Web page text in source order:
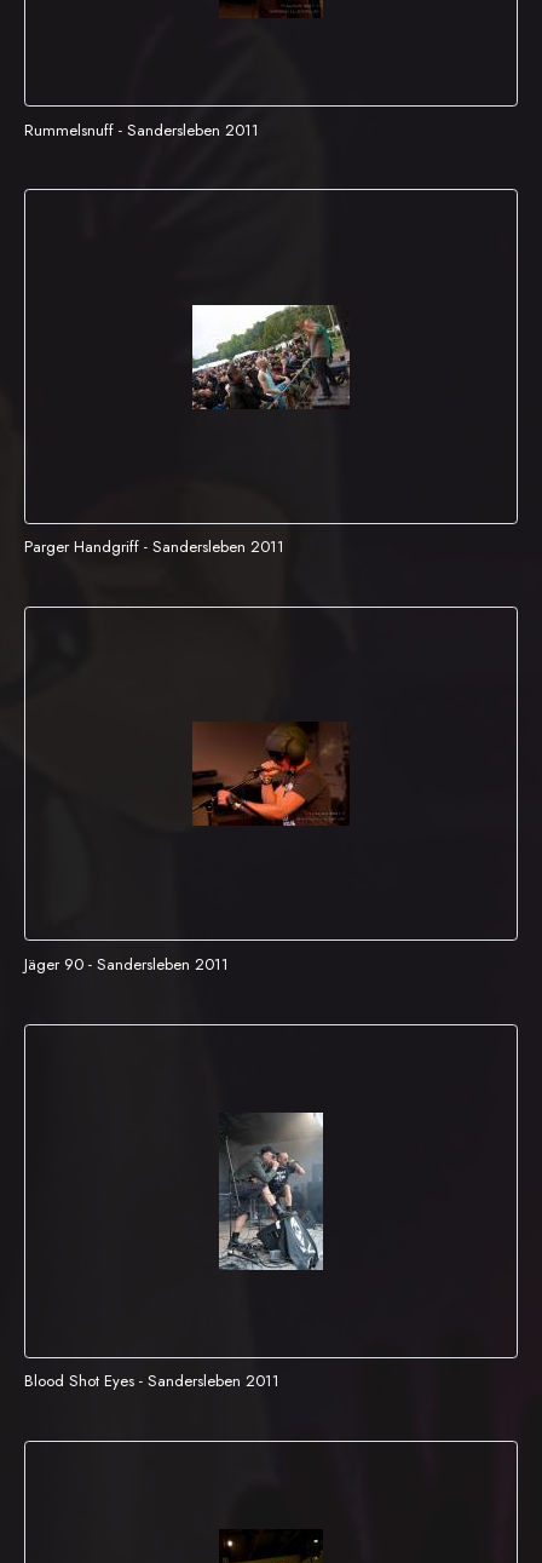
Rummelsnuff - Sandersleben 2011
Parger Handgriff - Sandersleben 2011
Jäger 90 - Sandersleben 2011
Blood Shot Eyes - Sandersleben 2011